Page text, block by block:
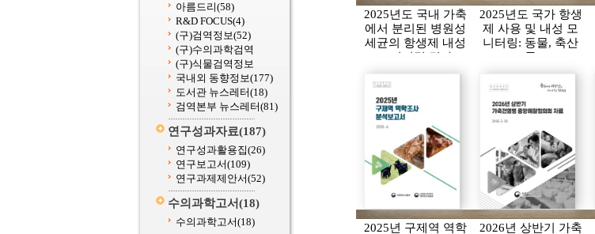
아름드리(58)
R&D FOCUS(4)
(구)검역정보(52)
(구)수의과학검역
(구)식물검역정보
국내외 동향정보(177)
도서관 뉴스레터(18)
검역본부 뉴스레터(81)
연구성과자료(187)
연구성과활용집(26)
연구보고서(109)
연구과제제안서(52)
수의과학고서(18)
수의과학고서(18)
2025년도 국내 가축
에서 분리된 병원성
세균의 항생제 내성
모니터링 결과
2025년도 국가 항생
제 사용 및 내성 모
니터링: 동물, 축산
물
2025년 구제역 역학
2026년 상반기 가축